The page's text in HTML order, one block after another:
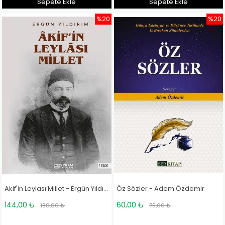
Akif'in Leylası Millet - Ergün Yıldırım
144,00 ₺ 180,00 ₺
%20
Öz Sözler - Adem Özdemir
60,00 ₺ 75,00 ₺
%20